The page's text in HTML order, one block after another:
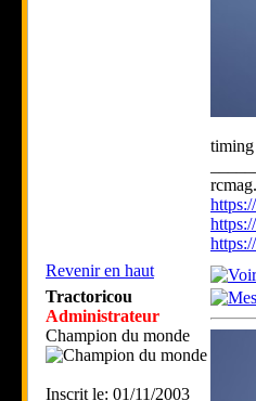
Revenir en haut
Tractoricou
Administrateur
Champion du monde
Inscrit le: 01/11/2003